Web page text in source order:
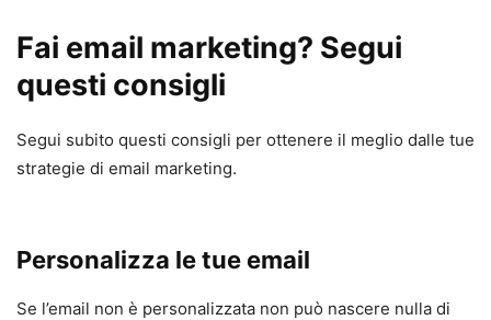
Fai email marketing? Segui
questi consigli
Segui subito questi consigli per ottenere il meglio dalle tue
strategie di email marketing.
Personalizza le tue email
Se l’email non è personalizzata non può nascere nulla di